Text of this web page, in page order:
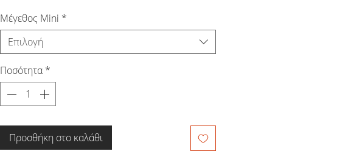
Μέγεθος Mini *
Επιλογή
Ποσότητα *
Προσθήκη στο καλάθι